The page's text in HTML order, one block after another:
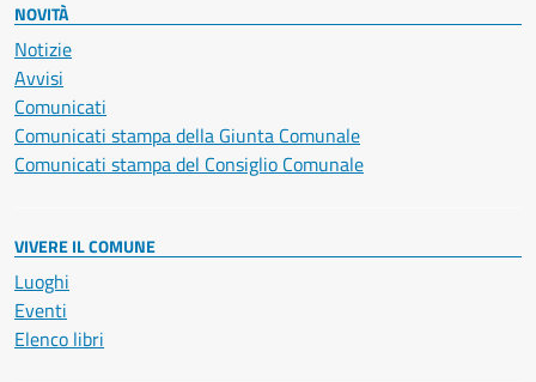
NOVITÀ
Notizie
Avvisi
Comunicati
Comunicati stampa della Giunta Comunale
Comunicati stampa del Consiglio Comunale
VIVERE IL COMUNE
Luoghi
Eventi
Elenco libri